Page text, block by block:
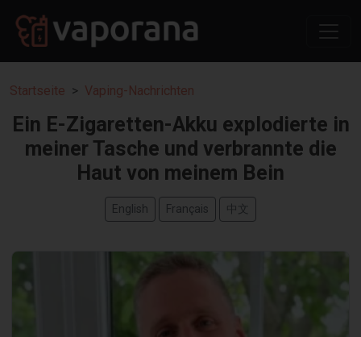
Startseite Vaping-Nachrichten
Ein E-Zigaretten-Akku explodierte in
meiner Tasche und verbrannte die
Haut von meinem Bein
English Français 中文